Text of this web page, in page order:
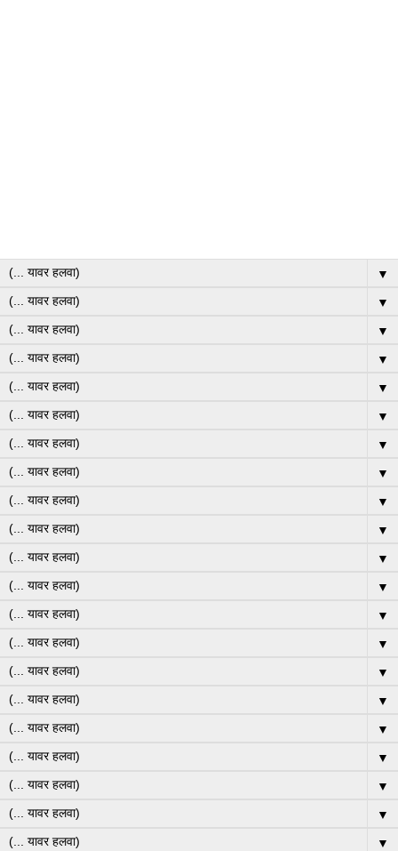
▼
▼
▼
▼
▼
▼
▼
▼
▼
▼
▼
▼
▼
▼
▼
▼
▼
▼
▼
▼
▼